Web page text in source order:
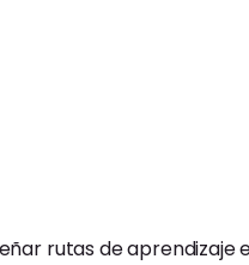
rutas de aprendizaje